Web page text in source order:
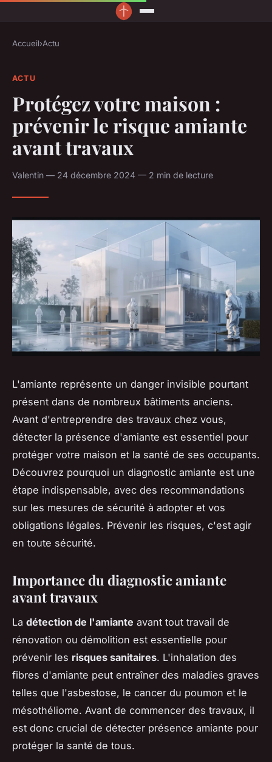
Accueil›Actu
ACTU
Protégez votre maison :
prévenir le risque amiante
avant travaux
Valentin — 24 décembre 2024 — 2 min de lecture
L'amiante représente un danger invisible pourtant
présent dans de nombreux bâtiments anciens.
Avant d'entreprendre des travaux chez vous,
détecter la présence d'amiante est essentiel pour
protéger votre maison et la santé de ses occupants.
Découvrez pourquoi un diagnostic amiante est une
étape indispensable, avec des recommandations
sur les mesures de sécurité à adopter et vos
obligations légales. Prévenir les risques, c'est agir
en toute sécurité.
Importance du diagnostic amiante
avant travaux
La détection de l'amiante avant tout travail de
rénovation ou démolition est essentielle pour
prévenir les risques sanitaires. L'inhalation des
fibres d'amiante peut entraîner des maladies graves
telles que l'asbestose, le cancer du poumon et le
mésothéliome. Avant de commencer des travaux, il
est donc crucial de détecter présence amiante pour
protéger la santé de tous.